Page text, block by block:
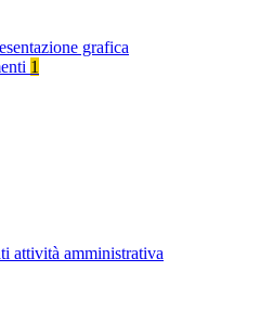
grafica
1
attività amministrativa